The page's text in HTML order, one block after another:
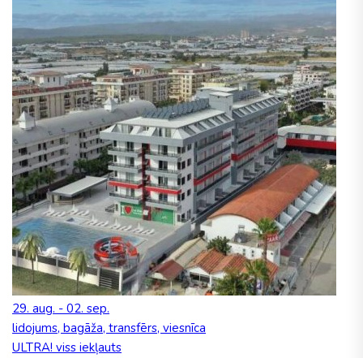
29. aug. - 02. sep.
lidojums, bagāža, transfērs, viesnīca
ULTRA! viss iekļauts